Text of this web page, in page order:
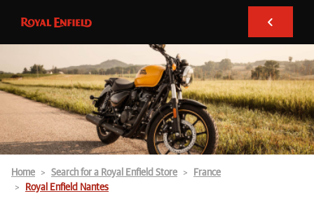
Home Search for a Royal Enfield Store
France
Royal Enfield Nantes